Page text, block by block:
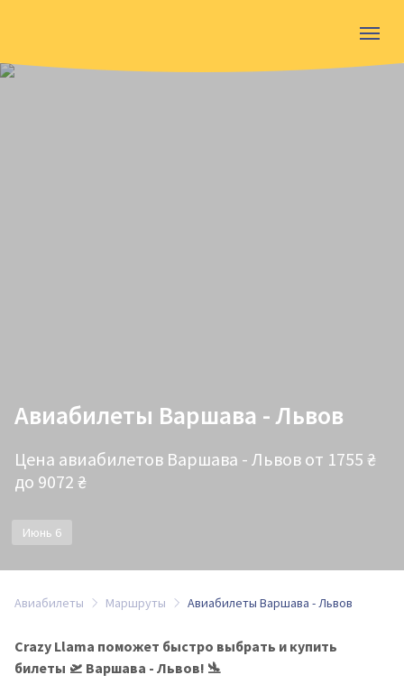
Авиабилеты Варшава - Львов
Цена авиабилетов Варшава - Львов от 1755 ₴
до 9072 ₴
Июнь 6
Авиабилеты Маршруты Авиабилеты Варшава - Львов
Crazy Llama поможет быстро выбрать и купить
билеты 🛫 Варшава - Львов! 🛬